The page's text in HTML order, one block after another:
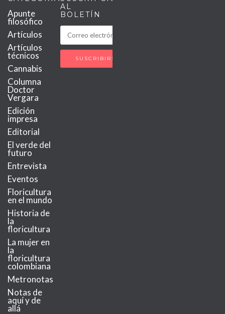
Apunte
filosófico
Artículos
Artículos
técnicos
Cannabis
Columna
Doctor
Vergara
Edición
impresa
Editorial
El verde del
futuro
Entrevista
Eventos
Floricultura
en el mundo
Historia de
la
floricultura
La mujer en
la
floricultura
colombiana
Metronotas
Notas de
aquí y de
allá
AL
BOLETÍN